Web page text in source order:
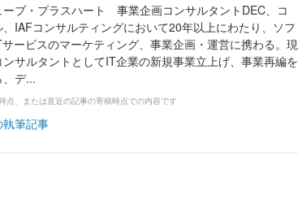
ーブ・プラスハート 事業企画コンサルタントDEC、コ
IAFコンサルティングにおいて20年以上にわたり、ソフ
サービスのマーケティング、事業企画・運営に携わる。現
サルタントとしてIT企業の新規事業立上げ、事業再編を
デ...
点、または直近の記事の寄稿時点での内容です
執筆記事